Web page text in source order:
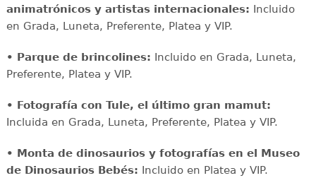
animatrónicos y artistas internacionales: Incluido
en Grada, Luneta, Preferente, Platea y VIP.
• Parque de brincolines: Incluido en Grada, Luneta,
Preferente, Platea y VIP.
• Fotografía con Tule, el último gran mamut:
Incluida en Grada, Luneta, Preferente, Platea y VIP.
• Monta de dinosaurios y fotografías en el Museo
de Dinosaurios Bebés: Incluido en Platea y VIP.